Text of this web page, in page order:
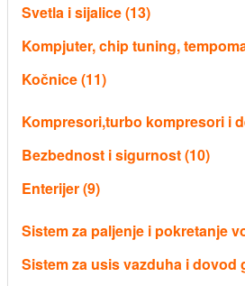
Svetla i sijalice (13)
Kompjuter, chip tuning,
Kočnice (11)
Kompresori,turbo kompresori i
Bezbednost i sigurnost (10)
Enterijer (9)
Sistem za paljenje i pokretanje
Sistem za usis vazduha i dovod